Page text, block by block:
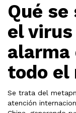
Qué se
el
alarma
todo el
Se trata del
atención